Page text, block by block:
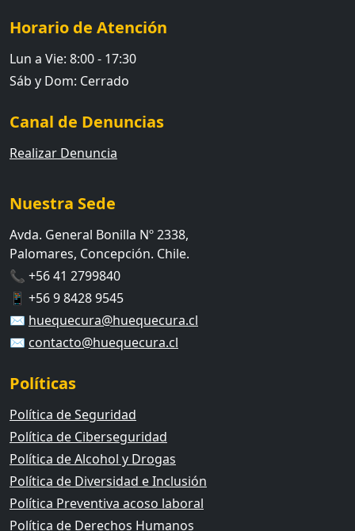
Horario de Atención
Lun a Vie: 8:00 - 17:30
Sáb y Dom: Cerrado
Canal de Denuncias
Realizar Denuncia
Nuestra Sede
Avda. General Bonilla Nº 2338,
Palomares, Concepción. Chile.
📞 +56 41 2799840
📱 +56 9 8428 9545
✉️ huequecura@huequecura.cl
✉️ contacto@huequecura.cl
Políticas
Política de Seguridad
Política de Ciberseguridad
Política de Alcohol y Drogas
Política de Diversidad e Inclusión
Política Preventiva acoso laboral
Política de Derechos Humanos